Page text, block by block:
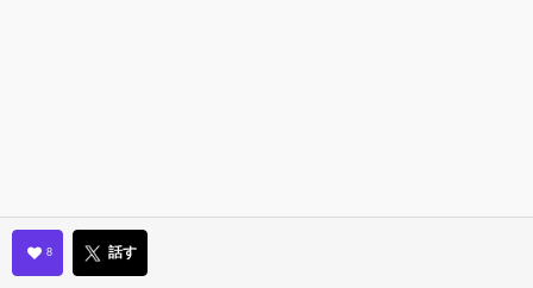
8 話す